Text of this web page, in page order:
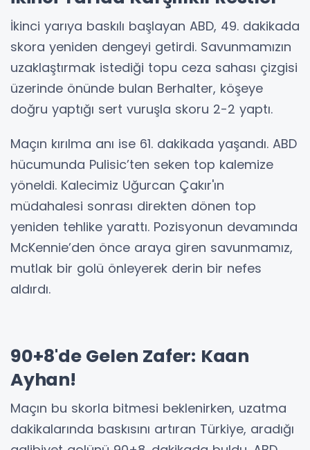
İkinci yarıya baskılı başlayan ABD, 49. dakikada
skora yeniden dengeyi getirdi. Savunmamızın
uzaklaştırmak istediği topu ceza sahası çizgisi
üzerinde önünde bulan Berhalter, köşeye
doğru yaptığı sert vuruşla skoru 2-2 yaptı.
Maçın kırılma anı ise 61. dakikada yaşandı. ABD
hücumunda Pulisic’ten seken top kalemize
yöneldi. Kalecimiz Uğurcan Çakır'ın
müdahalesi sonrası direkten dönen top
yeniden tehlike yarattı. Pozisyonun devamında
McKennie’den önce araya giren savunmamız,
mutlak bir golü önleyerek derin bir nefes
aldırdı.
90+8'de Gelen Zafer: Kaan
Ayhan!
Maçın bu skorla bitmesi beklenirken, uzatma
dakikalarında baskısını artıran Türkiye, aradığı